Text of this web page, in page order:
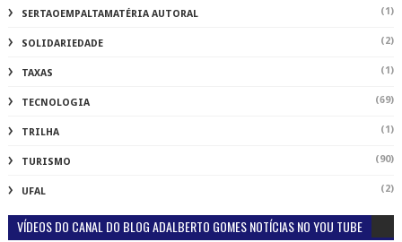
SERTAOEMPALTAMATÉRIA AUTORAL (1)
SOLIDARIEDADE (2)
TAXAS (1)
TECNOLOGIA (69)
TRILHA (1)
TURISMO (90)
UFAL (2)
VÍDEOS DO CANAL DO BLOG ADALBERTO GOMES NOTÍCIAS NO YOU TUBE